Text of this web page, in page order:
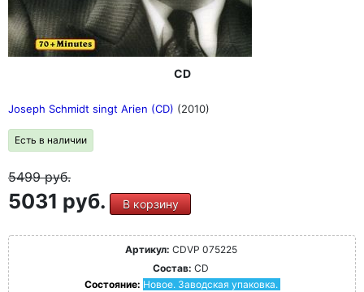
CD
Joseph Schmidt singt Arien (CD) (2010)
Есть в наличии
5499руб.
5031 руб. В корзину
Артикул: CDVP 075225
Состав: CD
Состояние: Новое. Заводская упаковка.